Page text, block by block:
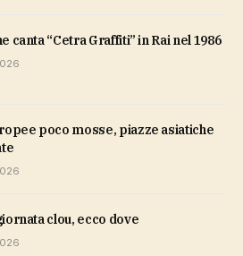
canta “Cetra Graffiti” in Rai nel 1986
clou, ecco dove